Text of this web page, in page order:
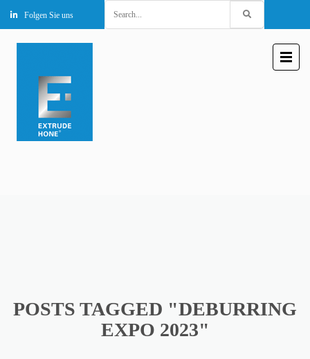
Folgen Sie uns
for:
POSTS TAGGED "DEBURRING
EXPO 2023"